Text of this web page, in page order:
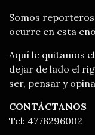
Somos
ocurre en esta
Aquí le quitamos
dejar de lado el
ser, pensar y
CONTÁCTANOS
Tel: 4778296002